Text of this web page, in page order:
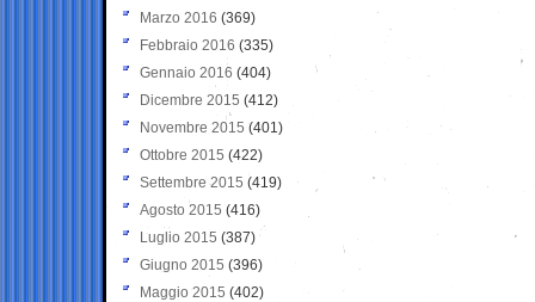
Marzo 2016 (369)
Febbraio 2016 (335)
Gennaio 2016 (404)
Dicembre 2015 (412)
Novembre 2015 (401)
Ottobre 2015 (422)
Settembre 2015 (419)
Agosto 2015 (416)
Luglio 2015 (387)
Giugno 2015 (396)
Maggio 2015 (402)